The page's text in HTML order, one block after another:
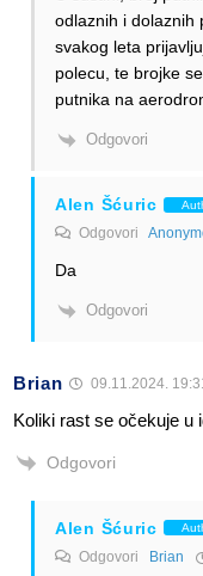
odlaznih i dolaznih
svakog leta
polecu, te brojke
putnika na
Odgovori
Alen Šćuric
Odgovori
Da
Odgovori
Brian 09.11.2024.
Koliki rast se očekuje u
Odgovori
Alen Šćuric
Odgovori Brian